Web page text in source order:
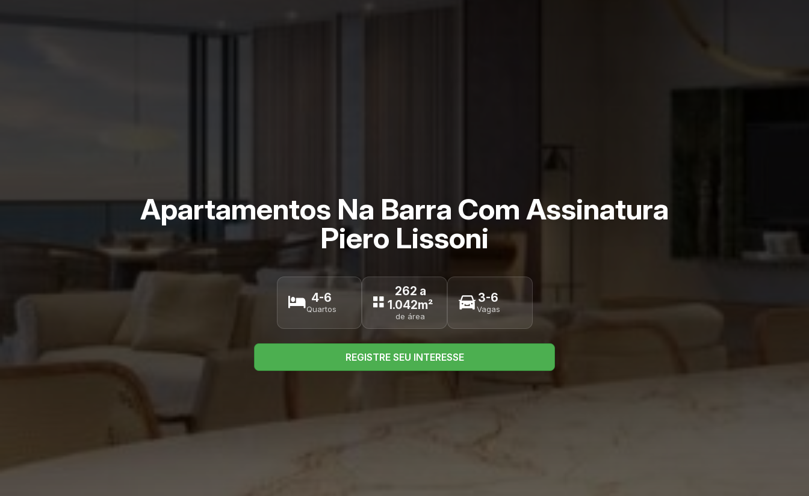
Apartamentos Na Barra Com Assinatura
Piero Lissoni
4-6
Quartos
262 a
1.042m²
de área
3-6
Vagas
REGISTRE SEU INTERESSE